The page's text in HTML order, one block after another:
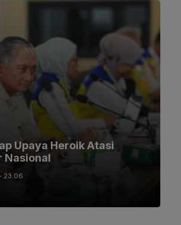
Upaya Heroik Atasi
Nasional
23.06